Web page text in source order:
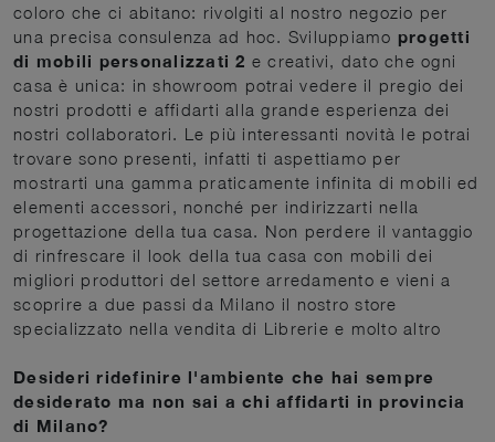
coloro che ci abitano: rivolgiti al nostro negozio per
una precisa consulenza ad hoc. Sviluppiamo progetti
di mobili personalizzati 2 e creativi, dato che ogni
casa è unica: in showroom potrai vedere il pregio dei
nostri prodotti e affidarti alla grande esperienza dei
nostri collaboratori. Le più interessanti novità le potrai
trovare sono presenti, infatti ti aspettiamo per
mostrarti una gamma praticamente infinita di mobili ed
elementi accessori, nonché per indirizzarti nella
progettazione della tua casa. Non perdere il vantaggio
di rinfrescare il look della tua casa con mobili dei
migliori produttori del settore arredamento e vieni a
scoprire a due passi da Milano il nostro store
specializzato nella vendita di Librerie e molto altro
Desideri ridefinire l'ambiente che hai sempre
desiderato ma non sai a chi affidarti in provincia
di Milano?